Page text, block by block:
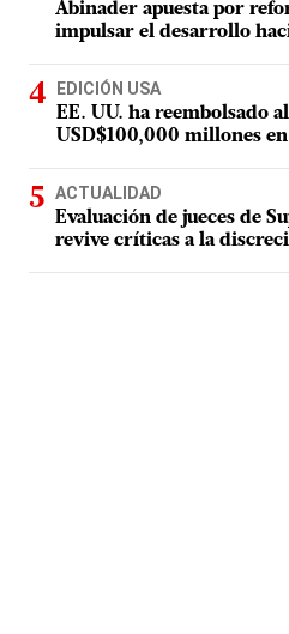
Abinader apuesta por
impulsar el desarrollo
EDICIÓN USA
EE. UU. ha reembolsado
USD$100,000 millones
ACTUALIDAD
Evaluación de jueces de
revive críticas a la